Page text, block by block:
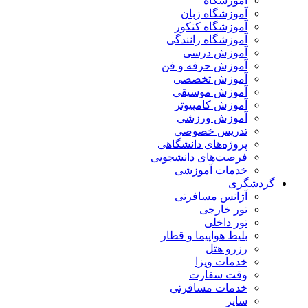
آموزشگاه زبان
آموزشگاه کنکور
آموزشگاه رانندگی
آموزش درسی
آموزش حرفه و فن
آموزش تخصصی
آموزش موسیقی
آموزش کامپیوتر
آموزش ورزشی
تدریس خصوصی
پروژه‌های دانشگاهی
فرصت‌های دانشجویی
خدمات آموزشی
گردشگری
آژانس مسافرتی
تور خارجی
تور داخلی
بلیط هواپیما و قطار
رزرو هتل
خدمات ویزا
وقت سفارت
خدمات مسافرتی
سایر